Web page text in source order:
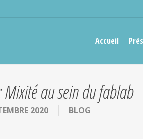
Accueil
au sein du fablab
2020 BLOG